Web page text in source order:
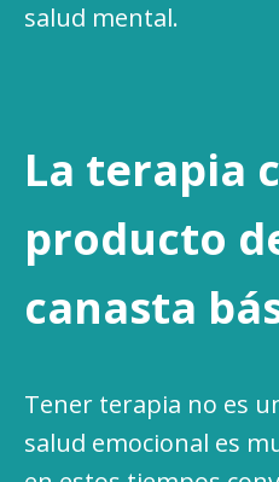
salud mental.
La terapia
producto
canasta
Tener terapia no es
salud emocional es